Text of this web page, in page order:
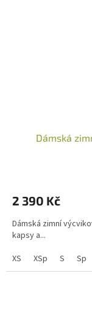
Dámská
2 390 Kč
Dámská zimní
kapsy a...
XS
XSp S Sp